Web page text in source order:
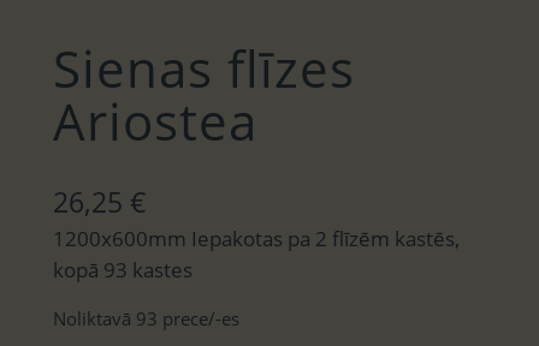
Sienas flīzes
Ariostea
26,25 €
1200x600mm Iepakotas pa 2 flīzēm kastēs,
kopā 93 kastes
Noliktavā 93 prece/-es